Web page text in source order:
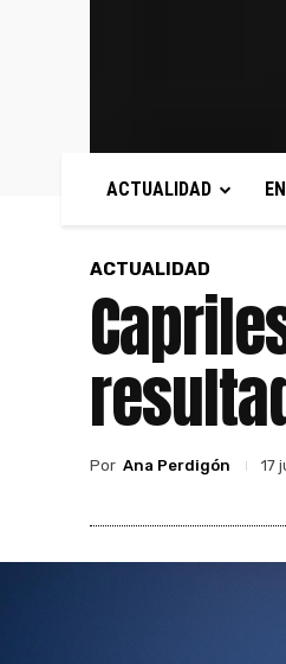
ACTUALIDAD
ACTUALIDAD
Por Ana Perdigón 17